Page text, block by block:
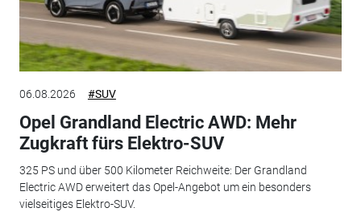
06.08.2026 #SUV
Opel Grandland Electric AWD: Mehr
Zugkraft fürs Elektro-SUV
325 PS und über 500 Kilometer Reichweite: Der Grandland
Electric AWD erweitert das Opel-Angebot um ein besonders
vielseitiges Elektro-SUV.